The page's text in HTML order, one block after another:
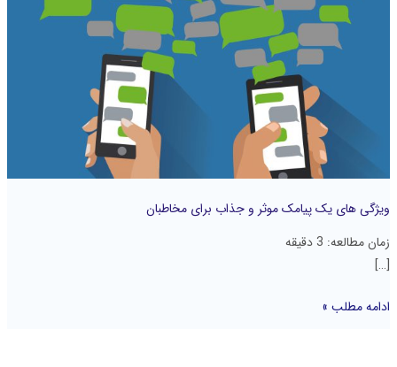
ویژگی های یک پیامک موثر و جذاب برای مخاطبان
زمان مطالعه: 3 دقیقه
[…]
ادامه مطلب »